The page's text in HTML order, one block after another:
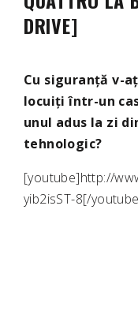
DRIVE]
Cu siguranță v-
locuiți într-un
unul adus la zi
tehnologic?
[youtube]http://
yib2isST-8[/